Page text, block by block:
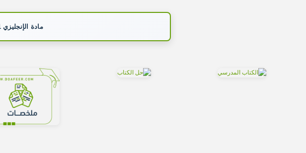
مادة الإنجليزي Mega Goal2-1 ثاني ثانوي مسارات